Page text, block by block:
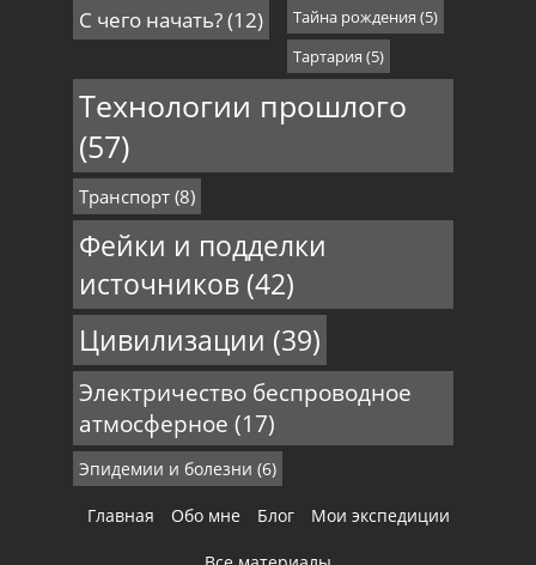
С чего начать?(12) Тайна рождения (5)
Тартария (5)
Технологии прошлого
(57)
Транспорт(8)
Фейки и подделки
источников(42)
Цивилизации (39)
Электричество беспроводное
атмосферное (17)
Эпидемии и болезни (6)
Главная Обо мне Блог Мои экспедиции